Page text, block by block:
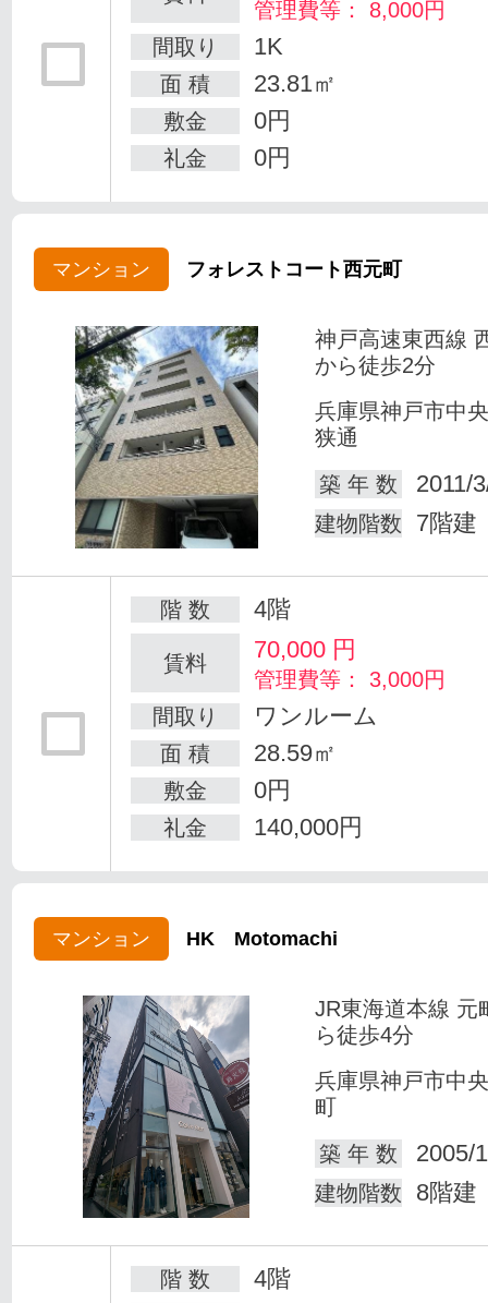
管理費等： 8,000円
間取り
1K
面 積 23.81㎡
敷金 0円
礼金 0円
マンション フォレストコート西元町
神戸高速東西線
から徒歩2分
兵庫県神戸市中
狭通
築 年 数
2011/
建物階数 7階建
階 数 4階
賃料 70,000 円
管理費等： 3,000円
間取り
ワンルーム
面 積 28.59㎡
敷金 0円
礼金 140,000円
マンション HK Motomachi
JR東海道本線 元
ら徒歩4分
兵庫県神戸市中
町
築 年 数
2005/
建物階数 8階建
階 数 4階